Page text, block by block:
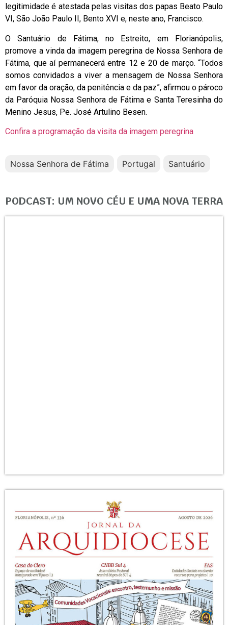
legitimidade é atestada pelas visitas dos papas Beato Paulo
VI, São João Paulo II, Bento XVI e, neste ano, Francisco.
O Santuário de Fátima, no Estreito, em Florianópolis,
promove a vinda da imagem peregrina de Nossa Senhora de
Fátima, que aí permanecerá entre 12 e 20 de março. “Todos
somos convidados a viver a mensagem de Nossa Senhora
em favor da oração, da penitência e da paz”, afirmou o pároco
da Paróquia Nossa Senhora de Fátima e Santa Teresinha do
Menino Jesus, Pe. José Artulino Besen.
Confira a programação da visita da imagem peregrina
Nossa Senhora de Fátima Portugal Santuário
PODCAST: UM NOVO CÉU E UMA NOVA TERRA